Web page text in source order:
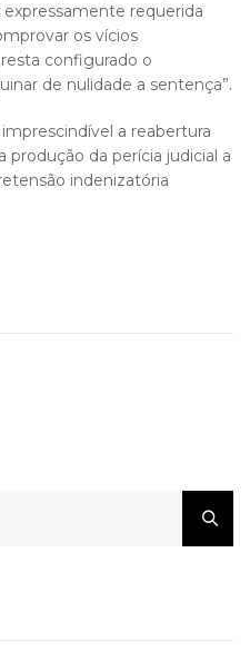
requerida
os vícios
configurado o
de nulidade a sentença”.
a reabertura
produção da perícia judicial a
indenizatória